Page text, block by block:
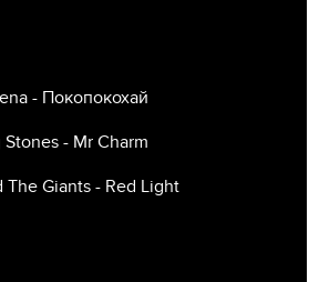
- Покопокохай
- Mr Charm
The Giants - Red Light